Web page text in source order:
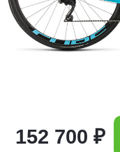
152 700 ₽
Оплачивайте
25% картой
выбранный